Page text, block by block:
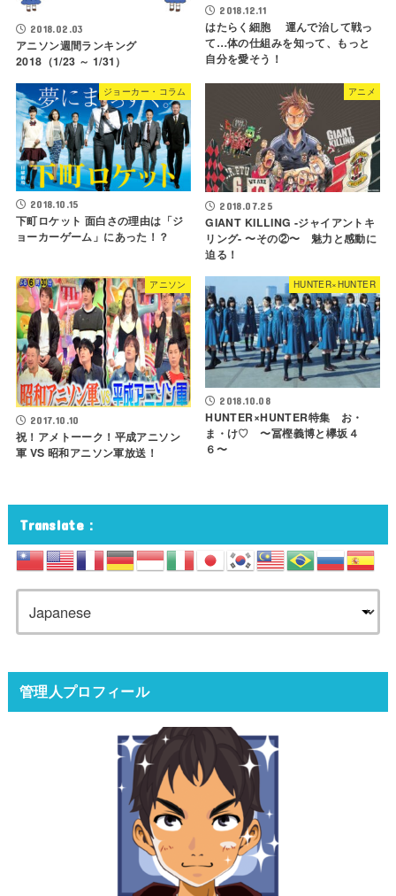
2018.02.03
アニソン週間ランキング
2018（1/23 ～ 1/31）
2018.12.11
はたらく細胞 運んで治して戦っ
て…体の仕組みを知って、もっと
自分を愛そう！
ジョーカー・コラム
2018.10.15
下町ロケット 面白さの理由は「ジ
ョーカーゲーム」にあった！？
アニメ
2018.07.25
GIANT KILLING -ジャイアントキ
リング- 〜その②〜 魅力と感動に
迫る！
アニソン
2017.10.10
祝！アメトーーク！平成アニソン
軍 VS 昭和アニソン軍放送！
HUNTER×HUNTER
2018.10.08
HUNTER×HUNTER特集 お・
ま・け♡ 〜冨樫義博と欅坂４
６〜
Translate：
管理人プロフィール